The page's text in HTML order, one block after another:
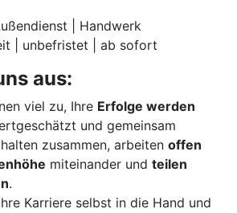
| Handwerk
| unbefristet | ab sofort
aus:
viel zu, Ihre Erfolge werden
und gemeinsam
zusammen, arbeiten offen
miteinander und teilen
.
Karriere selbst in die Hand und